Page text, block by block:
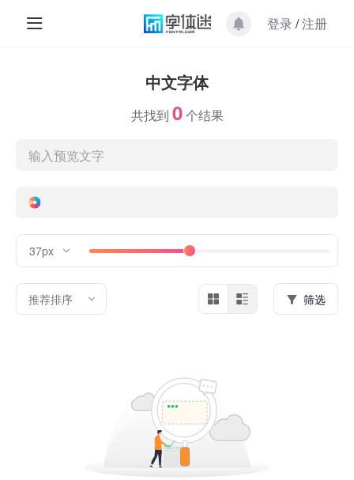
登录 /注册
中文字体
共找到 0个结果
推荐排序
37px
筛选